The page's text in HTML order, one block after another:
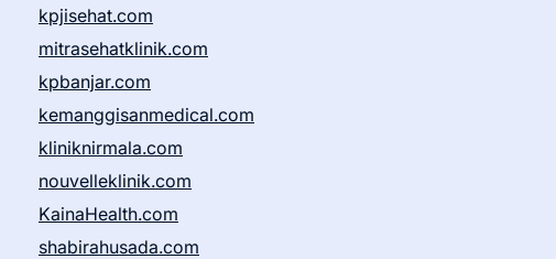
kpjisehat.com
mitrasehatklinik.com
kpbanjar.com
kemanggisanmedical.com
kliniknirmala.com
nouvelleklinik.com
KainaHealth.com
shabirahusada.com